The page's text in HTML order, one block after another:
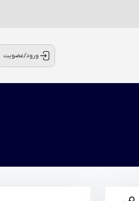
ورود/عضویت